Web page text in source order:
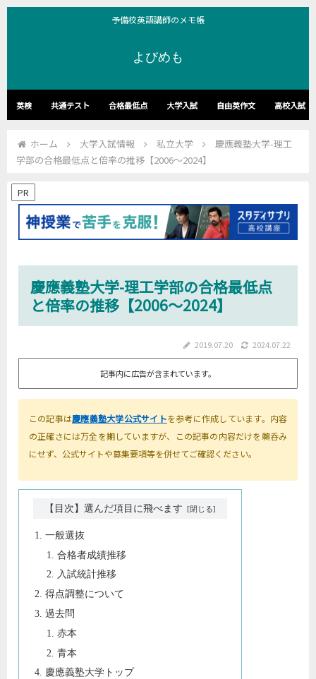
予備校英語講師のメモ帳
よびめも
英検 共通テスト 合格最低点 大学入試 自由英作文 高校入試
ホーム 大学入試情報 私立大学
慶應義塾大学-理工
学部の合格最低点と倍率の推移【2006～2024】
PR
慶應義塾大学-理工学部の合格最低点
と倍率の推移【2006～2024】
2019.07.20 2024.07.22
記事内に広告が含まれています。
この記事は慶應義塾大学公式サイトを参考に作成しています。内容
の正確さには万全を期していますが、この記事の内容だけを鵜呑み
にせず、公式サイトや募集要項等を併せてご確認ください。
【目次】選んだ項目に飛べます
一般選抜
合格者成績推移
入試統計推移
得点調整について
過去問
赤本
青本
慶應義塾大学トップ